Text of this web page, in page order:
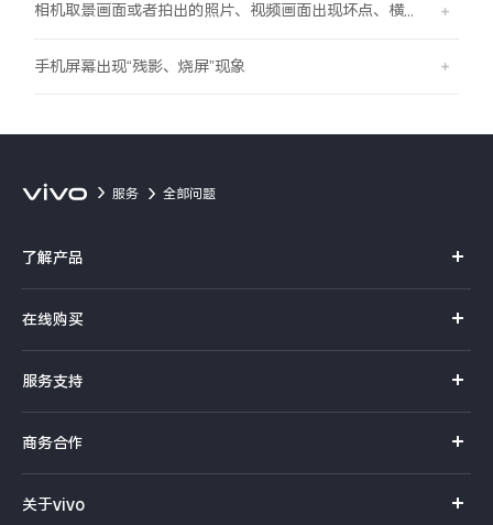
相机取景画面或者拍出的照片、视频画面出现坏点、横线、竖线的现象
手机屏幕出现“残影、烧屏”现象
服务 全部问题
了解产品
Y系列
iQOO手机
在线购买
选购配件
订单查询
服务支持
查找手机
商务合作
关于vivo